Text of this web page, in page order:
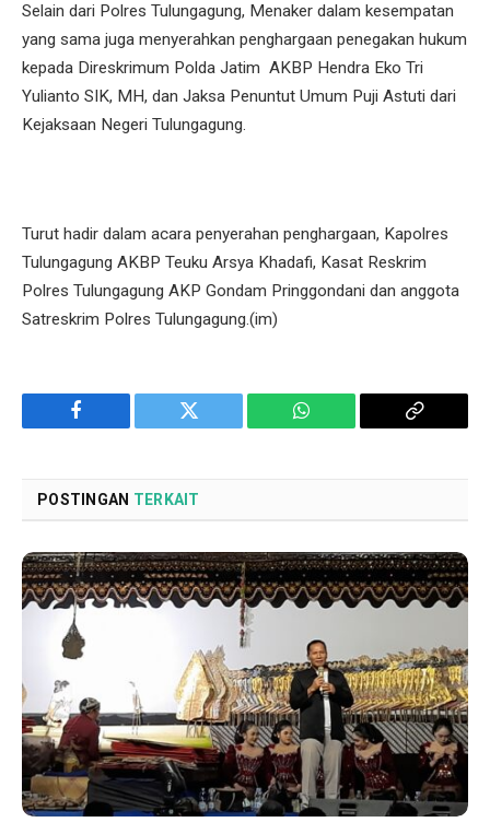
Selain dari Polres Tulungagung, Menaker dalam kesempatan
yang sama juga menyerahkan penghargaan penegakan hukum
kepada Direskrimum Polda Jatim AKBP Hendra Eko Tri
Yulianto SIK, MH, dan Jaksa Penuntut Umum Puji Astuti dari
Kejaksaan Negeri Tulungagung.
Turut hadir dalam acara penyerahan penghargaan, Kapolres
Tulungagung AKBP Teuku Arsya Khadafi, Kasat Reskrim
Polres Tulungagung AKP Gondam Pringgondani dan anggota
Satreskrim Polres Tulungagung.(im)
Facebook Twitter WhatsApp
Copy
POSTINGAN TERKAIT